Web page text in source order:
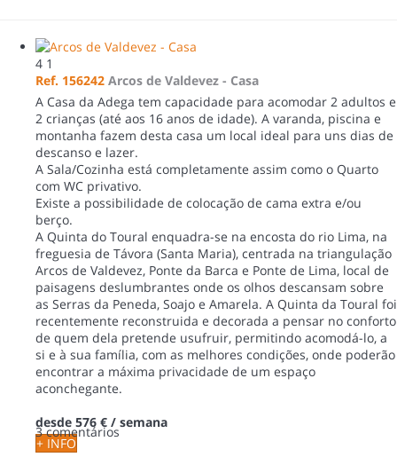
4 1
Ref. 156242 Arcos de Valdevez - Casa
A Casa da Adega tem capacidade para acomodar 2 adultos e
2 crianças (até aos 16 anos de idade). A varanda, piscina e
montanha fazem desta casa um local ideal para uns dias de
descanso e lazer.
A Sala/Cozinha está completamente assim como o Quarto
com WC privativo.
Existe a possibilidade de colocação de cama extra e/ou
berço.
A Quinta do Toural enquadra-se na encosta do rio Lima, na
freguesia de Távora (Santa Maria), centrada na triangulação
Arcos de Valdevez, Ponte da Barca e Ponte de Lima, local de
paisagens deslumbrantes onde os olhos descansam sobre
as Serras da Peneda, Soajo e Amarela. A Quinta da Toural foi
recentemente reconstruida e decorada a pensar no conforto
de quem dela pretende usufruir, permitindo acomodá-lo, a
si e à sua família, com as melhores condições, onde poderão
encontrar a máxima privacidade de um espaço
aconchegante.
3 comentários
desde 576 € / semana
+ INFO